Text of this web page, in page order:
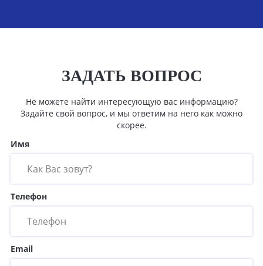
ЗАДАТЬ ВОПРОС
Не можете найти интересующую вас информацию?
Задайте свой вопрос, и мы ответим на него как можно
скорее.
Имя
Телефон
Email